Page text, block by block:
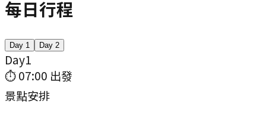
每日行程
Day 1 Day 2
Day1
⏱07:00 出發
景點安排